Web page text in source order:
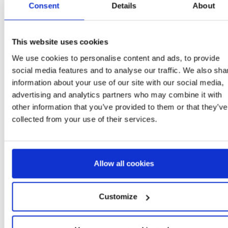
Consent Details About
This website uses cookies
We use cookies to personalise content and ads, to provide
social media features and to analyse our traffic. We also
information about your use of our site with our social media,
advertising and analytics partners who may combine it with
other information that you’ve provided to them or that they’ve
collected from your use of their services.
Allow all cookies
Customize
8445484760125
More Items THE GRINCH
JERSEY
SHOPPING BAG THE
Novedad
KNITTED JERSEY